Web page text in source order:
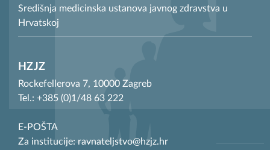
Središnja medicinska ustanova javnog zdravstva u
Hrvatskoj
HZJZ
Rockefellerova 7, 10000 Zagreb
Tel.: +385 (0)1/48 63 222
E-POŠTA
Za institucije: ravnateljstvo@hzjz.hr